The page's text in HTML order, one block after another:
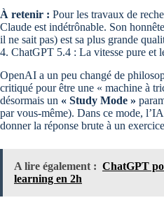
À retenir : Pour les travaux de
Claude est indétrônable. Son
il ne sait pas) est sa plus grande
4. ChatGPT 5.4 : La vitesse pure et
OpenAI a un peu changé de
critiqué pour être une « machine à
désormais un « Study Mode »
par vous-même). Dans ce mode,
donner la réponse brute à un
A lire également : ChatGPT
learning en 2h